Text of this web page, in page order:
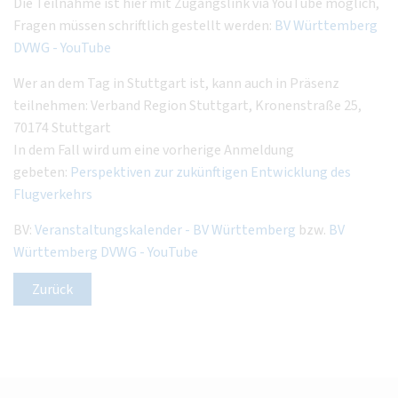
Fragen müssen schriftlich gestellt werden: BV Württemberg
DVWG - YouTube
Wer an dem Tag in Stuttgart ist, kann auch in Präsenz
teilnehmen: Verband Region Stuttgart, Kronenstraße 25,
70174 Stuttgart
In dem Fall wird um eine vorherige Anmeldung
gebeten: Perspektiven zur zukünftigen Entwicklung des
Flugverkehrs
BV:Veranstaltungskalender - BV Württemberg bzw. BV
Württemberg DVWG - YouTube
Zurück